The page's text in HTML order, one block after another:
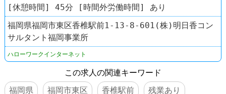
[休憩時間] 45分 [時間外労働時間] あり
福岡県福岡市東区香椎駅前1-13-8-601(株)明日香コン
サルタント福岡事業所
ハローワークインターネット
この求人の関連キーワード
福岡県
福岡市東区 香椎駅前 残業あり